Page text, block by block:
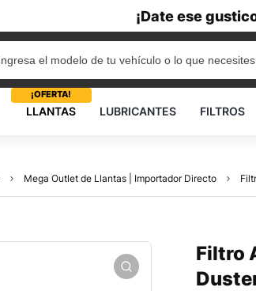
¡Date ese
LLANTAS
¡OFERTA!
LUBRICANTES FILTROS
Mega Outlet de Llantas | Importador Directo
Filtro